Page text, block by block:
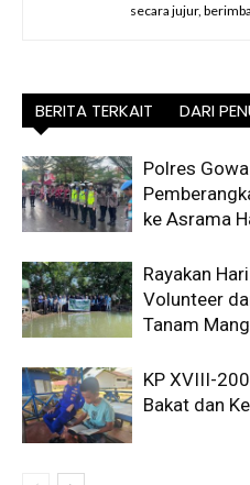
secara jujur,
BERITA TERKAIT DARI
Polres
ke Asrama
Rayakan
Volunteer
Tanam
KP XVIII-
Bakat dan